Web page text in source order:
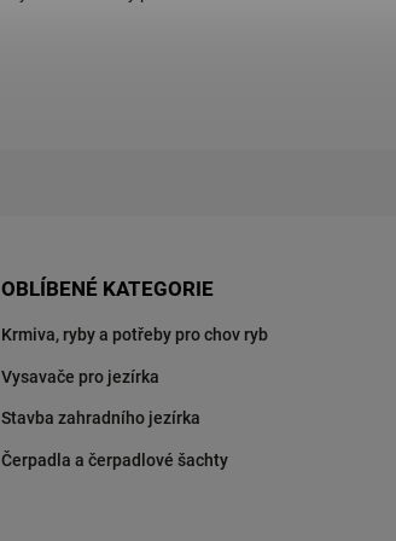
OBLÍBENÉ KATEGORIE
Krmiva, ryby a potřeby pro chov ryb
Vysavače pro jezírka
Stavba zahradního jezírka
Čerpadla a čerpadlové šachty